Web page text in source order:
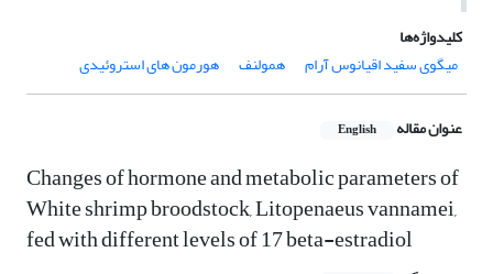
کلیدواژه‌ها
میگوی سفید اقیانوس آرام
همولنف هورمون های استروئیدی
عنوان مقاله English
Changes of hormone and metabolic parameters of
White shrimp broodstock, Litopenaeus vannamei,
fed with different levels of 17 beta-estradiol